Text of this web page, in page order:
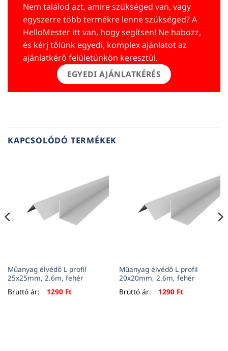
Nem találod azt, amire szükséged van, vagy
egyszerre több termékre lenne szükséged? A
HelloMester itt van, hogy segítsen! Ne habozz,
és kérj tőlünk egyedi, komplex ajánlatot az
ajánlatkérő felületünkön keresztül.
EGYEDI AJÁNLATKÉRÉS
KAPCSOLÓDÓ TERMÉKEK
Műanyag élvédő L profil
25x25mm, 2.6m, fehér
Bruttó ár:
1290 Ft
Műanyag élvédő L profil
20x20mm, 2.6m, fehér
Bruttó ár:
1290 Ft